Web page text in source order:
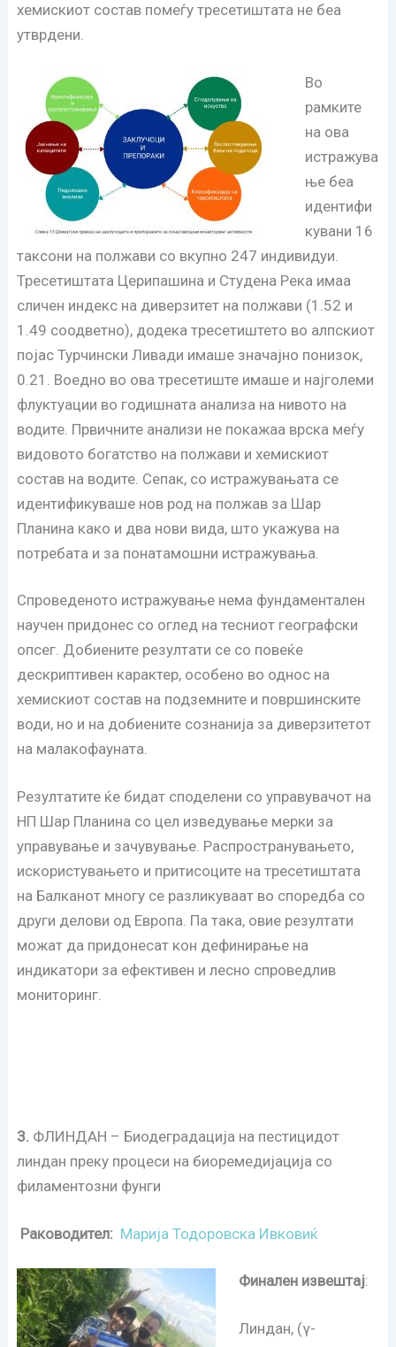
хемискиот состав помеѓу тресетиштата не беа
утврдени.
Во
рамките
на ова
истражува
ње беа
идентифи
кувани 16
таксони на полжави со вкупно 247 индивидуи.
Тресетиштата Церипашина и Студена Река имаа
сличен индекс на диверзитет на полжави (1.52 и
1.49 соодветно), додека тресетиштето во алпскиот
појас Турчински Ливади имаше значајно понизок,
0.21. Воедно во ова тресетиште имаше и најголеми
флуктуации во годишната анализа на нивото на
водите. Првичните анализи не покажаа врска меѓу
видовото богатство на полжави и хемискиот
состав на водите. Сепак, со истражувањата се
идентификуваше нов род на полжав за Шар
Планина како и два нови вида, што укажува на
потребата и за понатамошни истражувања.
Спроведеното истражување нема фундаментален
научен придонес со оглед на тесниот географски
опсег. Добиените резултати се со повеќе
дескриптивен карактер, особено во однос на
хемискиот состав на подземните и површинските
води, но и на добиените сознанија за диверзитетот
на малакофауната.
Резултатите ќе бидат споделени со управувачот на
НП Шар Планина со цел изведување мерки за
управување и зачувување. Распространувањето,
искористувањето и притисоците на тресетиштата
на Балканот многу се разликуваат во споредба со
други делови од Европа. Па така, овие резултати
можат да придонесат кон дефинирање на
индикатори за ефективен и лесно спроведлив
мониторинг.
3. ФЛИНДАН – Биодеградација на пестицидот
линдан преку процеси на биоремедијација со
филаментозни фунги
Раководител: Марија Тодоровска Ивковиќ
Финален извештај:
Линдан, (γ-